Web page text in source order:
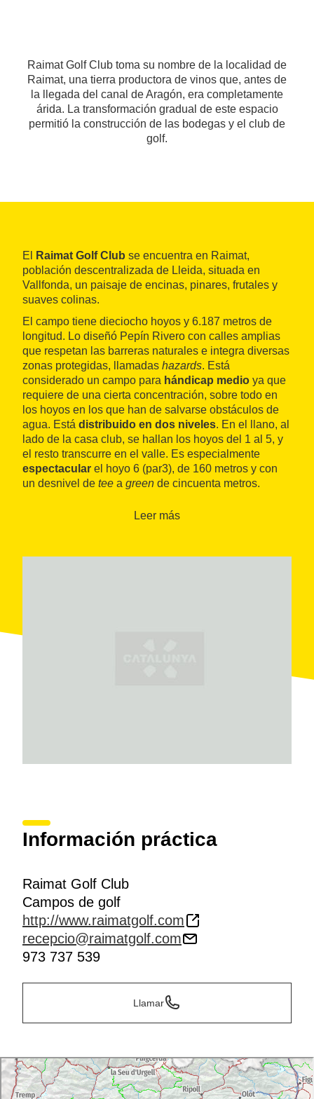
Raimat Golf Club toma su nombre de la localidad de
Raimat, una tierra productora de vinos que, antes de
la llegada del canal de Aragón, era completamente
árida. La transformación gradual de este espacio
permitió la construcción de las bodegas y el club de
golf.
El Raimat Golf Club se encuentra en Raimat,
población descentralizada de Lleida, situada en
Vallfonda, un paisaje de encinas, pinares, frutales y
suaves colinas.
El campo tiene dieciocho hoyos y 6.187 metros de
longitud. Lo diseñó Pepín Rivero con calles amplias
que respetan las barreras naturales e integra diversas
zonas protegidas, llamadas hazards. Está
considerado un campo para hándicap medio ya que
requiere de una cierta concentración, sobre todo en
los hoyos en los que han de salvarse obstáculos de
agua. Está distribuido en dos niveles. En el llano, al
lado de la casa club, se hallan los hoyos del 1 al 5, y
el resto transcurre en el valle. Es especialmente
espectacular el hoyo 6 (par3), de 160 metros y con
un desnivel de tee a green de cincuenta metros.
De sus instalaciones destaca la
Leer más
Información práctica
Raimat Golf Club
Campos de golf
http://www.raimatgolf.com
recepcio@raimatgolf.com
973 737 539
Llamar